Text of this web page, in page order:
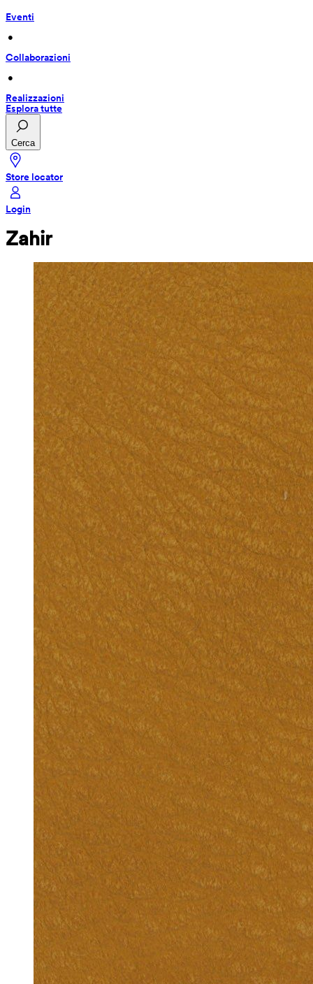
Eventi
•
Collaborazioni
•
Realizzazioni
Esplora tutte
Cerca
Store locator
Login
Zahir